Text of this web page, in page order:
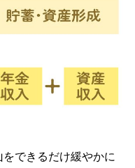
をできるだけ緩やかに